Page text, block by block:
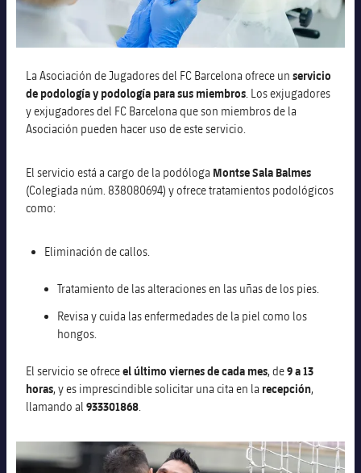
Transparencia
Alianzas
Residencias para la Gente Mayor
Código ético
La Asociación de Jugadores del FC Barcelona ofrece un servicio
de podología y podología para sus miembros . Los exjugadores
y exjugadores del FC Barcelona que son miembros de la
Asociación pueden hacer uso de este servicio.
El servicio está a cargo de la podóloga Montse Sala Balmes
(Colegiada núm. 838080694) y ofrece tratamientos podológicos
como:
Eliminación de callos.
Tratamiento de las alteraciones en las uñas de los pies.
Revisa y cuida las enfermedades de la piel como los
hongos.
El servicio se ofreceel último viernes de cada mes, de9 a 13
horas, y es imprescindible solicitar una cita en la recepción,
llamando al 933301868